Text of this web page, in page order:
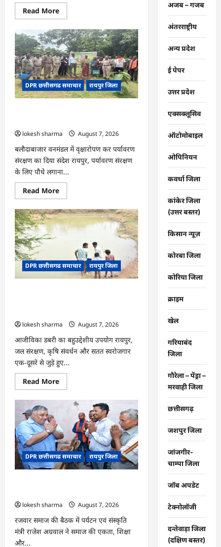
Read MoreRead
more
CG
:
धान
के
साथ
अदरक
की
खेती
ने
बदली
किसान
से
लाखों
का
मुनाफा
DPR छत्तीसगढ समाचार रायपुर जिला
lokesh sharma
August 7, 2026
बलौदाबाजार वनमंडल में वृक्षारोपण कर पर्यावरण
संरक्षण का दिया संदेश रायपुर, पर्यावरण संरक्षण
के लिए पौधे लगाना...
Read MoreRead
more
CG
:
वन
महोत्सव
माँ
के
नाम’
अभियान
DPR छत्तीसगढ समाचार रायपुर जिला
lokesh sharma
August 7, 2026
आजीविका डबरी का बहुउद्देशीय उपयोग रायपुर,
जल संरक्षण, कृषि संवर्धन और सतत स्वरोजगार
एक-दूसरे से जुड़े हुए...
Read MoreRead
more
CG
संरक्षण
से
बदला
जीवन
:
धमतरी
के
भोथापारा
आर्थिक
का
नया
आधार
DPR छत्तीसगढ समाचार रायपुर जिला
lokesh sharma
August 7, 2026
रजवार समाज की बैठक में पर्यटन एवं संस्कृति
मंत्री राजेश अग्रवाल ने समाज की एकता, शिक्षा
और...
अजब – गजब
अंतरराष्ट्रीय
अन्य प्रदेश
ई पेपर
उत्तर प्रदेश
एक्सक्लूसिव
ऑटोमोबाइल
ओपिनियन
कवर्धा जिला
कांकेर जिला
(उत्तर बस्तर)
किसान न्यूज़
कोरबा जिला
कोरिया जिला
क्राइम
खेल
गरियाबंद
जिला
गौरेला – पेंड्रा –
मरवाही जिला
छत्तीसगढ़
जशपुर जिला
जांजगीर-
चाम्पा जिला
जॉब अपडेट
टेक्नोलॉजी
दन्तेवाड़ा जिला
(दक्षिण बस्तर)